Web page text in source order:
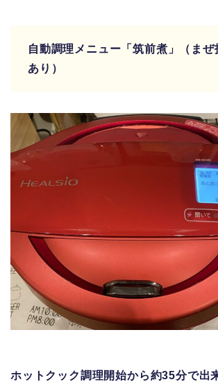
自動調理メニュー「筑前煮」（まぜ
あり）
ホットクック調理開始から約35分で出